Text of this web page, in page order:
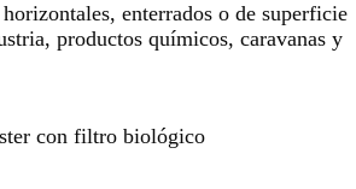
enterrados o de superficie
productos químicos, caravanas y
con filtro biológico